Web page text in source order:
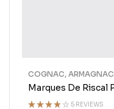
Marques De Riscal
5 REVIEWS
COGNAC,